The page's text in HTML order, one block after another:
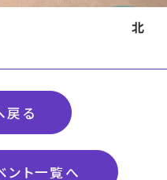
北
戻る
ント一覧へ